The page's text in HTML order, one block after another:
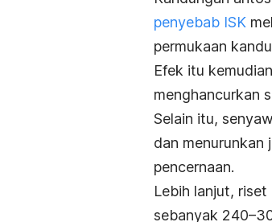
penyebab ISK
permukaan
Efek itu
menghancurkan
Selain itu,
dan menurunkan
pencernaan.
Lebih lanjut, riset
sebanyak